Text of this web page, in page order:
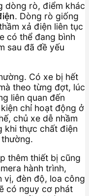
dòng rò, điểm khác
. Dòng rò giống
xả điện liên tục
có thể đang bình
sau đã đề yếu
Có xe bị hết
theo từng đợt, lúc
liên quan đến
chỉ hoạt động ở
chủ xe dễ nhầm
khi thực chất điện
thêm thiết bị cũng
hành trình,
vị, đèn độ, loa công
có nguy cơ phát